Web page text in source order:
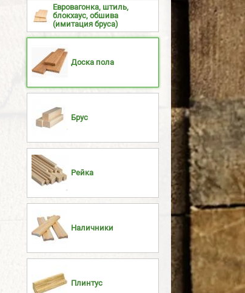
Евровагонка, штиль,
блокхаус, обшива
(имитация бруса)
Доска пола
Брус
Рейка
Наличники
Плинтус